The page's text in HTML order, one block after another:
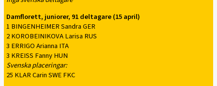
Damflorett, juniorer, 91 deltagare (15 april)
1 BINGENHEIMER Sandra GER
2 KOROBEINIKOVA Larisa RUS
3 ERRIGO Arianna ITA
3 KREISS Fanny HUN
Svenska placeringar:
25 KLAR Carin SWE FKC